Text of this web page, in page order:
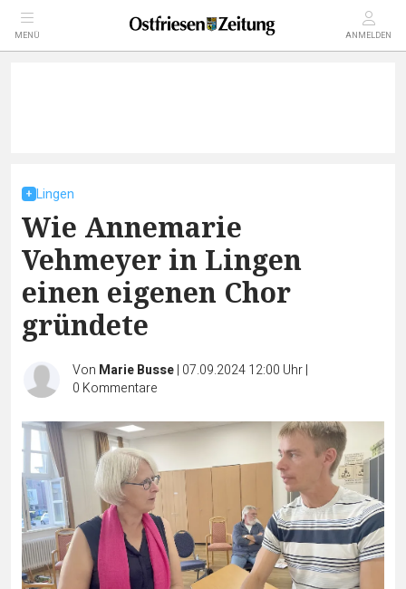
MENÜ ANMELDEN
Lingen
Wie Annemarie
Vehmeyer in Lingen
einen eigenen Chor
gründete
Von Marie Busse| 07.09.2024 12:00 Uhr|
0 Kommentare